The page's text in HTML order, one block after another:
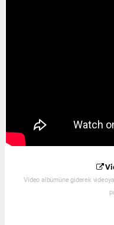
Video albümüne giderek